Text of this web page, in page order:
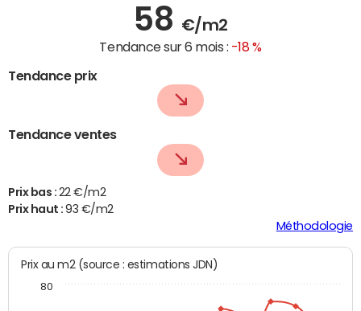
58 €/m2
Tendance sur 6 mois : -18 %
Tendance prix
Tendance ventes
Prix bas : 22 €/m2
Prix haut :93 €/m2
Méthodologie
Prix au m2 (source : estimations JDN)
80